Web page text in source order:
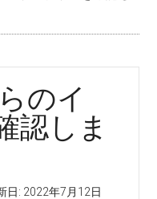
のイ
認しま
日: 2022年7月12日